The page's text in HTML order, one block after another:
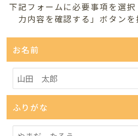
下記フォームに必要事項を選
力内容を確認する」ボタンを
お名前
ふりがな